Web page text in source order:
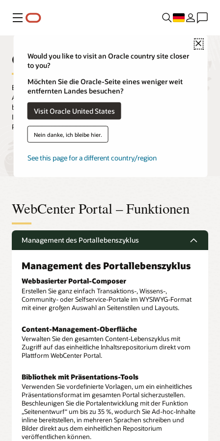
Menü
Close
Would you like to visit an Oracle country site closer
to you?
Möchten Sie die Oracle-Seite eines weniger weit
entfernten Landes besuchen?
Visit Oracle United States
Nein danke, ich bleibe hier.
See this page for a different country/region
Oracle WebCenter Portal
Erstellen Sie schnell und einfach Intranets, Extranets, Composite-
Anwendungen und Selfservice-Portale. Oracle WebCenter Portal
bietet Benutzern eine sichere und effiziente Möglichkeit,
Informationen zu konsumieren und mit Anwendungen,
Prozessen und Mitarbeiter zu interagieren.
WebCenter Portal – Funktionen
Management des Portallebenszyklus
Management des Portallebenszyklus
Webbasierter Portal-Composer
Erstellen Sie ganz einfach Transaktions-, Wissens-,
Community- oder Selfservice-Portale im WYSIWYG-Format
mit einer großen Auswahl an Seitenstilen und Layouts.
Content-Management-Oberfläche
Verwalten Sie den gesamten Content-Lebenszyklus mit
Zugriff auf das einheitliche Inhaltsrepositorium direkt vom
Plattform WebCenter Portal.
Bibliothek mit Präsentations-Tools
Verwenden Sie vordefinierte Vorlagen, um ein einheitliches
Präsentationsformat im gesamten Portal sicherzustellen.
Beschleunigen Sie die Portalentwicklung mit der Funktion
„Seitenentwurf“ um bis zu 35 %, wodurch Sie Ad-hoc-Inhalte
inline bereitstellen, in mehreren Sprachen schreiben und
Bilder direkt aus dem einheitlichen Repositorium
veröffentlichen können.